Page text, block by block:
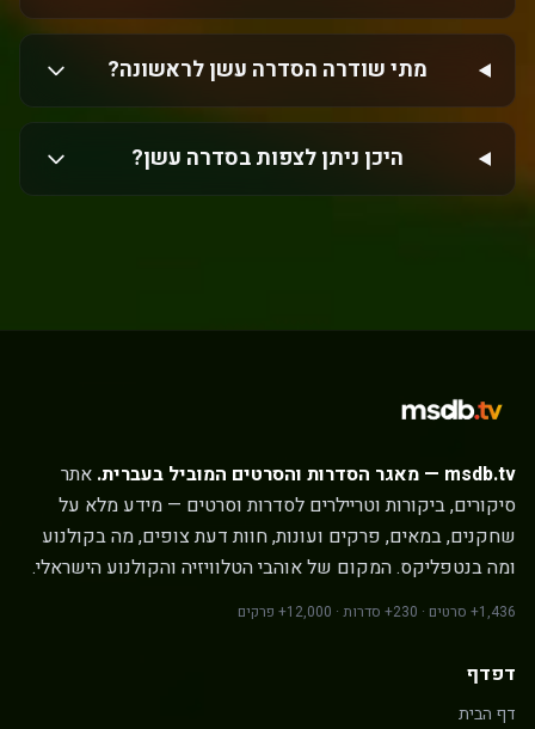
מתי שודרה הסדרה עשן לראשונה?
היכן ניתן לצפות בסדרה עשן?
msdb.tv — מאגר הסדרות והסרטים המוביל בעברית.
אתר
סיקורים, ביקורות וטריילרים לסדרות וסרטים — מידע מלא על
שחקנים, במאים, פרקים ועונות, חוות דעת צופים, מה בקולנוע
ומה בנטפליקס. המקום של אוהבי הטלוויזיה והקולנוע הישראלי.
1,436+ סרטים · 230+ סדרות · 12,000+ פרקים
דפדף
דף הבית